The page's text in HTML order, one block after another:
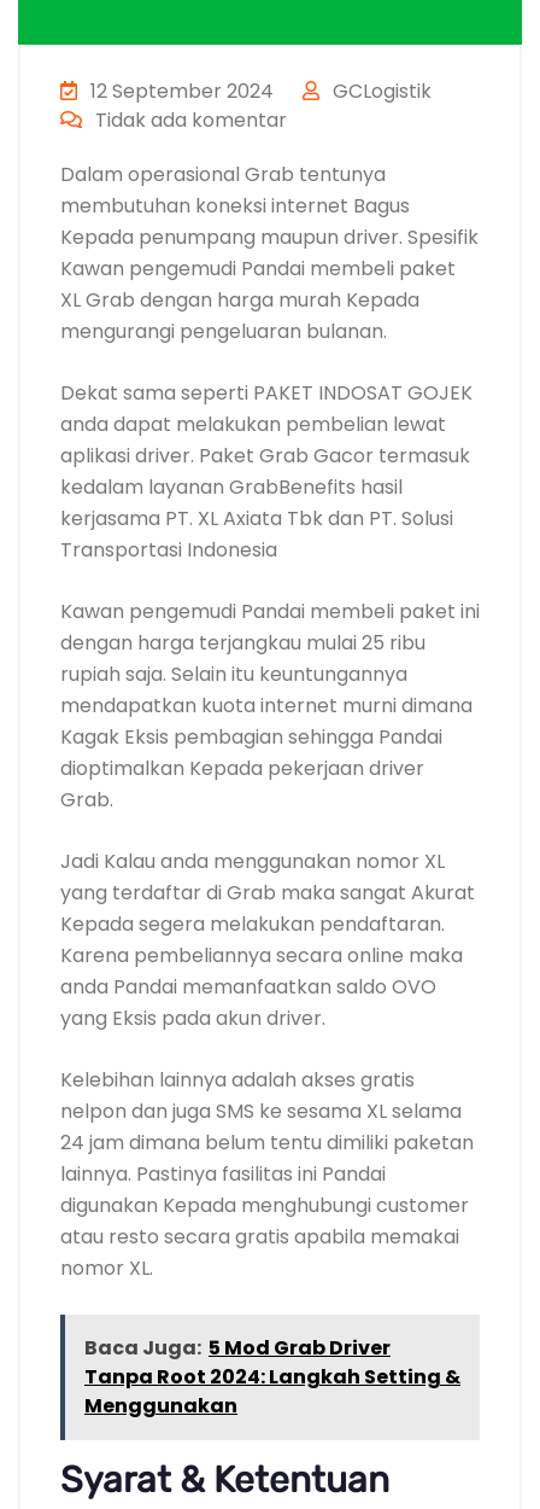
12 September 2024
GCLogistik
Tidak ada komentar
Dalam operasional Grab tentunya
membutuhan koneksi internet Bagus
Kepada penumpang maupun driver. Spesifik
Kawan pengemudi Pandai membeli paket
XL Grab dengan harga murah Kepada
mengurangi pengeluaran bulanan.
Dekat sama seperti PAKET INDOSAT GOJEK
anda dapat melakukan pembelian lewat
aplikasi driver. Paket Grab Gacor termasuk
kedalam layanan GrabBenefits hasil
kerjasama PT. XL Axiata Tbk dan PT. Solusi
Transportasi Indonesia
Kawan pengemudi Pandai membeli paket ini
dengan harga terjangkau mulai 25 ribu
rupiah saja. Selain itu keuntungannya
mendapatkan kuota internet murni dimana
Kagak Eksis pembagian sehingga Pandai
dioptimalkan Kepada pekerjaan driver
Grab.
Jadi Kalau anda menggunakan nomor XL
yang terdaftar di Grab maka sangat Akurat
Kepada segera melakukan pendaftaran.
Karena pembeliannya secara online maka
anda Pandai memanfaatkan saldo OVO
yang Eksis pada akun driver.
Kelebihan lainnya adalah akses gratis
nelpon dan juga SMS ke sesama XL selama
24 jam dimana belum tentu dimiliki paketan
lainnya. Pastinya fasilitas ini Pandai
digunakan Kepada menghubungi customer
atau resto secara gratis apabila memakai
nomor XL.
Baca Juga: 5 Mod Grab Driver
Tanpa Root 2024: Langkah Setting &
Menggunakan
Syarat & Ketentuan